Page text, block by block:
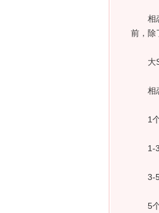
相恋
前，除
大S
相恋
1个
1-3
3-5
5个